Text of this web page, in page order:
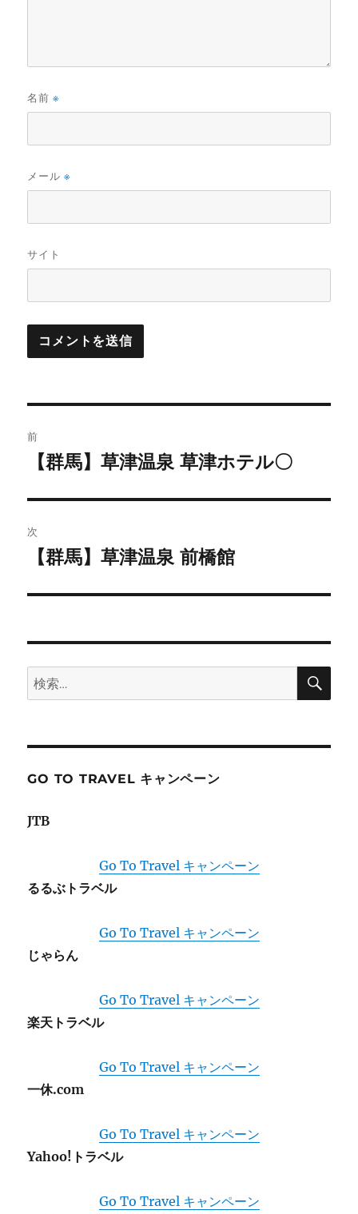
名前※
メール※
サイト
稿
ビ
ゲ
ー
ン
前
投
稿:
【群馬】草津温泉 草津ホテル〇
次
投
【群馬】草津温泉 前橋館
検
索:
検
GO TO TRAVEL キャンペーン
JTB
Go To Travel キャンペーン
るるぶトラベル
Go To Travel キャンペーン
じゃらん
Go To Travel キャンペーン
楽天トラベル
Go To Travel キャンペーン
一休.com
Go To Travel キャンペーン
Yahoo!トラベル
Go To Travel キャンペーン